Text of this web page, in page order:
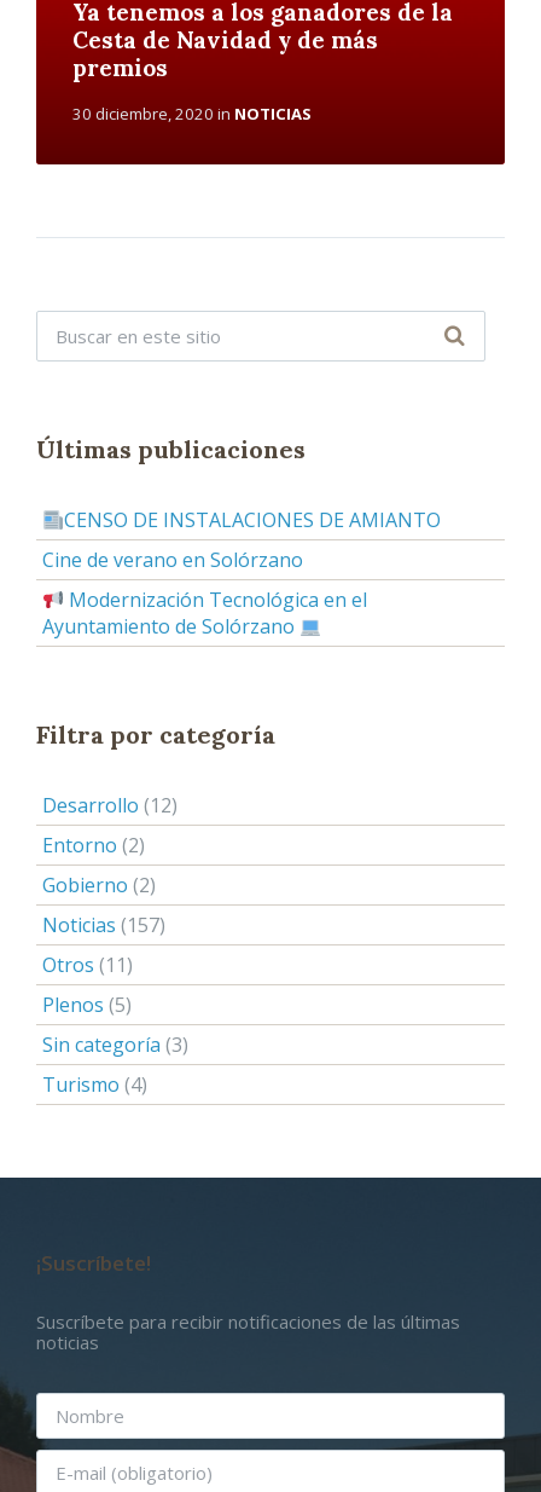
Ya tenemos a los ganadores de la
Cesta de Navidad y de más
premios
30 diciembre, 2020 in NOTICIAS
Últimas publicaciones
CENSO DE INSTALACIONES DE AMIANTO
Cine de verano en Solórzano
Modernización Tecnológica en el
Ayuntamiento de Solórzano
Filtra por categoría
Desarrollo (12)
Entorno (2)
Gobierno (2)
Noticias (157)
Otros (11)
Plenos (5)
Sin categoría (3)
Turismo (4)
¡Suscríbete!
Suscríbete para recibir notificaciones de las últimas
noticias